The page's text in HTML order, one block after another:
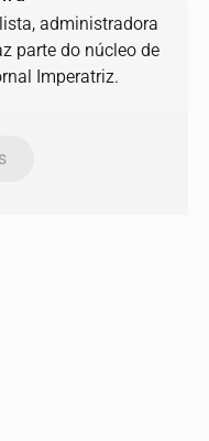
administradora
parte do núcleo de
Imperatriz.